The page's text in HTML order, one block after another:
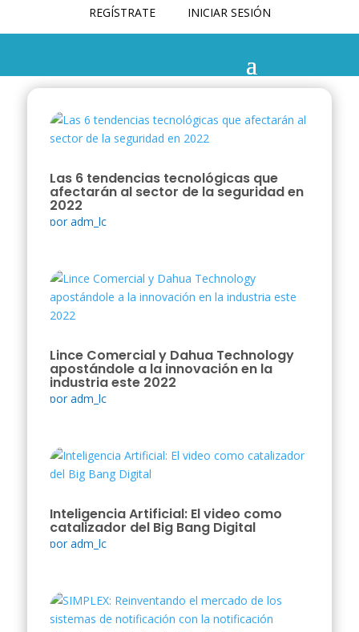
REGÍSTRATE INICIAR SESIÓN
Las 6 tendencias tecnológicas que
afectarán al sector de la seguridad en
2022
por adm_lc
Lince Comercial y Dahua Technology
apostándole a la innovación en la
industria este 2022
por adm_lc
Inteligencia Artificial: El video como
catalizador del Big Bang Digital
por adm_lc